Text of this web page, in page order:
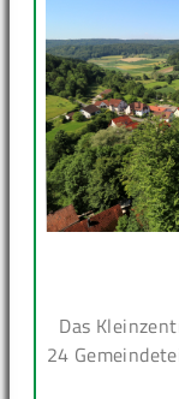
Das
24